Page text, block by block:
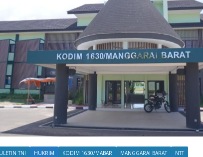
TNI HUKRIM KODIM 1630/MABAR MANGGARAI BARAT NTT